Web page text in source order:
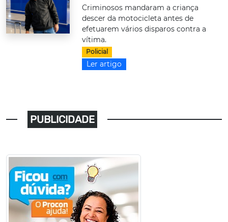
Criminosos mandaram a criança
descer da motocicleta antes de
efetuarem vários disparos contra a
vítima.
Policial
Ler artigo
PUBLICIDADE